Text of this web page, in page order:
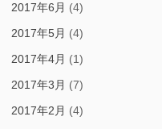
2017年6月 (4)
2017年5月 (4)
2017年4月 (1)
2017年3月 (7)
2017年2月 (4)